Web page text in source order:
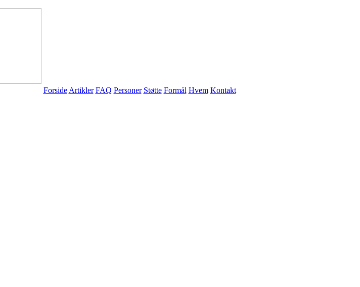
Forside Artikler FAQ Personer Støtte Formål Hvem Kontakt